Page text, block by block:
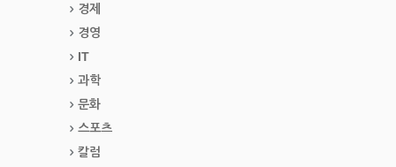
경제
경영
IT
과학
문화
스포츠
칼럼